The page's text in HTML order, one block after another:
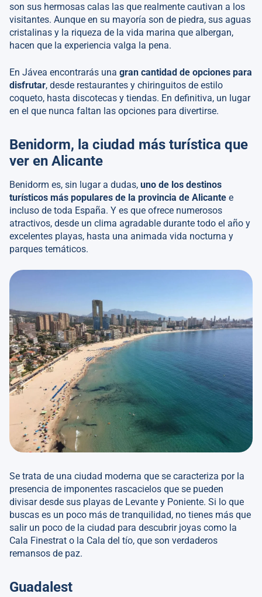
son sus hermosas calas las que realmente cautivan a los
visitantes. Aunque en su mayoría son de piedra, sus aguas
cristalinas y la riqueza de la vida marina que albergan,
hacen que la experiencia valga la pena.
En Jávea encontrarás una gran cantidad de opciones para
disfrutar, desde restaurantes y chiringuitos de estilo
coqueto, hasta discotecas y tiendas. En definitiva, un lugar
en el que nunca faltan las opciones para divertirse.
Benidorm, l a ciudad más turística que
ver en Alicante
Benidorm es, sin lugar a dudas, uno de los destinos
turísticos más populares de la provincia de Alicante e
incluso de toda España. Y es que ofrece numerosos
atractivos, desde un clima agradable durante todo el año y
excelentes playas, hasta una animada vida nocturna y
parques temáticos.
Se trata de una ciudad moderna que se caracteriza por la
presencia de imponentes rascacielos que se pueden
divisar desde sus playas de Levante y Poniente. Si lo que
buscas es un poco más de tranquilidad, no tienes más que
salir un poco de la ciudad para descubrir joyas como la
Cala Finestrat o la Cala del tío, que son verdaderos
remansos de paz.
Guadalest